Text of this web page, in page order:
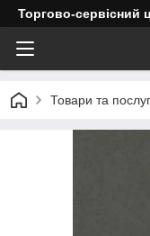
Торгово-сервісний
Товари та